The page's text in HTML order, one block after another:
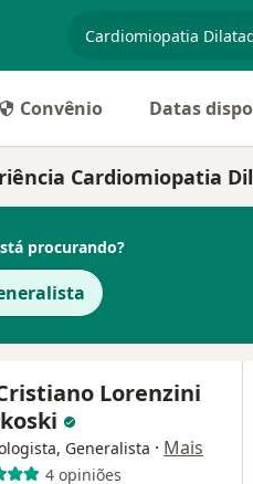
Convênio Datas
Cardiomiopatia
procurando?
Lorenzini
Generalista · Mais
4 opiniões